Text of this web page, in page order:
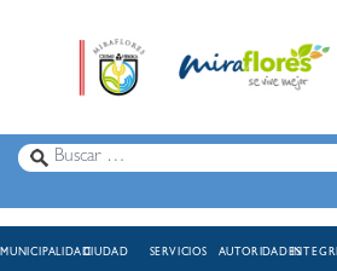
MUNICIPALIDADCIUDAD SERVICIOS AUTORIDADES